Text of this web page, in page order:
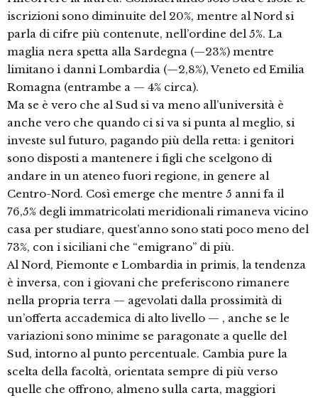
iscrizioni sono diminuite del 20%, mentre al Nord si
parla di cifre più contenute, nell’ordine del 5%. La
maglia nera spetta alla Sardegna (—23%) mentre
limitano i danni Lombardia (—2,8%), Veneto ed Emilia
Romagna (entrambe a — 4% circa).
Ma se è vero che al Sud si va meno all’università è
anche vero che quando ci si va si punta al meglio, si
investe sul futuro, pagando più della retta: i genitori
sono disposti a mantenere i figli che scelgono di
andare in un ateneo fuori regione, in genere al
Centro-Nord. Così emerge che mentre 5 anni fa il
76,5% degli immatricolati meridionali rimaneva vicino
casa per studiare, quest’anno sono stati poco meno del
73%, con i siciliani che “emigrano” di più.
Al Nord, Piemonte e Lombardia in primis, la tendenza
è inversa, con i giovani che preferiscono rimanere
nella propria terra — agevolati dalla prossimità di
un’offerta accademica di alto livello — , anche se le
variazioni sono minime se paragonate a quelle del
Sud, intorno al punto percentuale. Cambia pure la
scelta della facoltà, orientata sempre di più verso
quelle che offrono, almeno sulla carta, maggiori